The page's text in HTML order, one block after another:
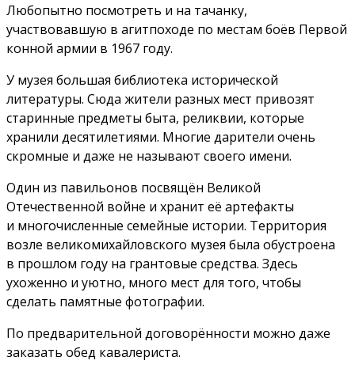
Любопытно посмотреть и на тачанку,
участвовавшую в агитпоходе по местам боёв Первой
конной армии в 1967 году.
У музея большая библиотека исторической
литературы. Сюда жители разных мест привозят
старинные предметы быта, реликвии, которые
хранили десятилетиями. Многие дарители очень
скромные и даже не называют своего имени.
Один из павильонов посвящён Великой
Отечественной войне и хранит её артефакты
и многочисленные семейные истории. Территория
возле великомихайловского музея была обустроена
в прошлом году на грантовые средства. Здесь
ухоженно и уютно, много мест для того, чтобы
сделать памятные фотографии.
По предварительной договорённости можно даже
заказать обед кавалериста.